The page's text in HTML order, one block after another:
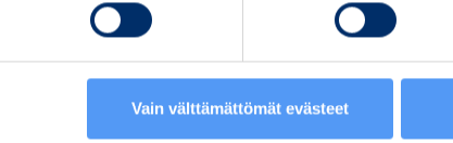
Vain välttämättömät evästeet
Oyj:n viestintä: